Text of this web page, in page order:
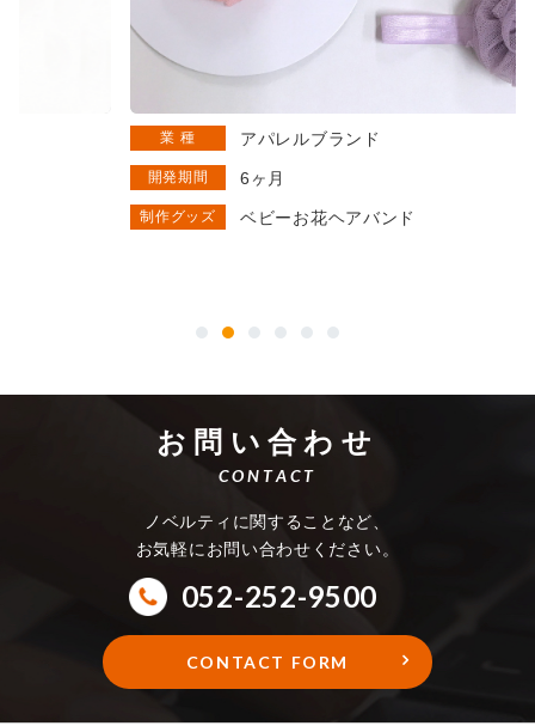
アパレルブランド
6ヶ月
制作グッズ ベビーお花ヘアバンド
お問い合わせ
CONTACT
ノベルティに関することなど、
お気軽にお問い合わせください。
052-252-9500
CONTACT FORM